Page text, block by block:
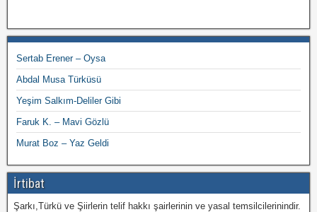
Sertab Erener – Oysa
Abdal Musa Türküsü
Yeşim Salkım-Deliler Gibi
Faruk K. – Mavi Gözlü
Murat Boz – Yaz Geldi
İrtibat
Şarkı,Türkü ve Şiirlerin telif hakkı şairlerinin ve yasal temsilcilerinindir.